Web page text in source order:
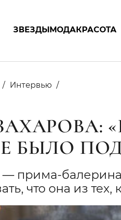
ЗВЕЗДЫМОДАКРАСОТА
Интервью
БЫЛО
— прима-
что она из тех,